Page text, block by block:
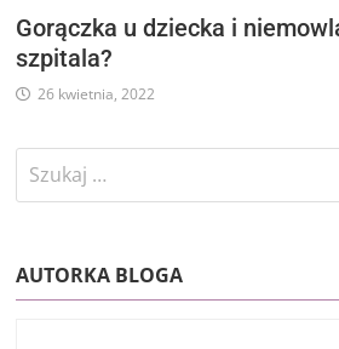
Gorączka u dziecka i
szpitala?
26 kwietnia, 2022
Szukaj:
AUTORKA BLOGA